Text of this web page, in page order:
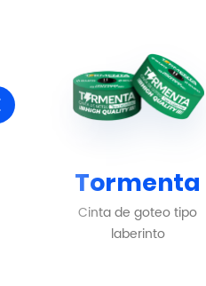
Tormenta
Cinta de goteo tipo
laberinto